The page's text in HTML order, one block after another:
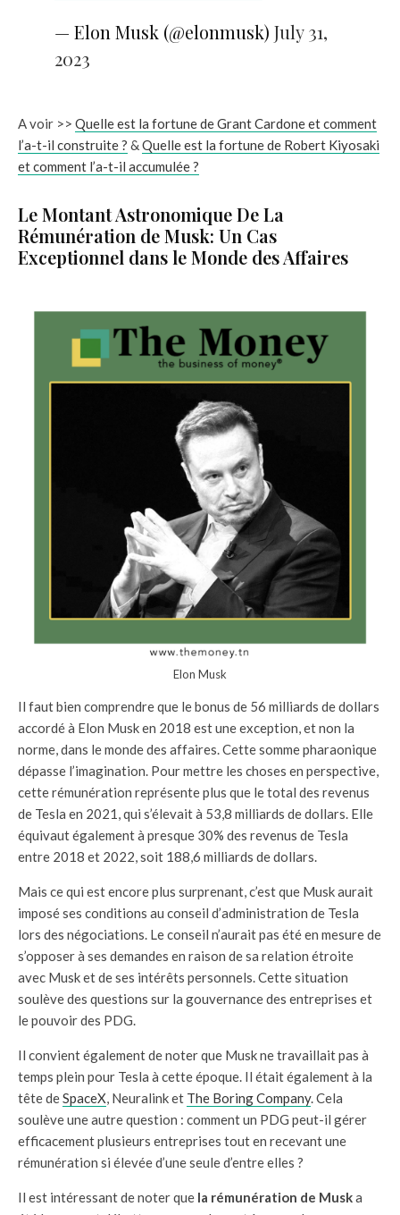
— Elon Musk (@elonmusk) July 31,
2023
A voir >> Quelle est la fortune de Grant Cardone et comment
l’a-t-il construite ? &Quelle est la fortune de Robert Kiyosaki
et comment l’a-t-il accumulée ?
Le Montant Astronomique De La
Rémunération de Musk: Un Cas
Exceptionnel dans le Monde des Affaires
Elon Musk
Il faut bien comprendre que le bonus de 56 milliards de dollars
accordé à Elon Musk en 2018 est une exception, et non la
norme, dans le monde des affaires. Cette somme pharaonique
dépasse l’imagination. Pour mettre les choses en perspective,
cette rémunération représente plus que le total des revenus
de Tesla en 2021, qui s’élevait à 53,8 milliards de dollars. Elle
équivaut également à presque 30% des revenus de Tesla
entre 2018 et 2022, soit 188,6 milliards de dollars.
Mais ce qui est encore plus surprenant, c’est que Musk aurait
imposé ses conditions au conseil d’administration de Tesla
lors des négociations. Le conseil n’aurait pas été en mesure de
s’opposer à ses demandes en raison de sa relation étroite
avec Musk et de ses intérêts personnels. Cette situation
soulève des questions sur la gouvernance des entreprises et
le pouvoir des PDG.
Il convient également de noter que Musk ne travaillait pas à
temps plein pour Tesla à cette époque. Il était également à la
tête deSpaceX, Neuralink et The Boring Company. Cela
soulève une autre question : comment un PDG peut-il gérer
efficacement plusieurs entreprises tout en recevant une
rémunération si élevée d’une seule d’entre elles ?
Il est intéressant de noter que la rémunération de Muska